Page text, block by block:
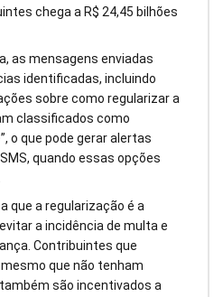
chega a R$ 24,45 bilhões
as mensagens enviadas
identificadas, incluindo
sobre como regularizar a
classificados como
o que pode gerar alertas
quando essas opções
que a regularização é a
a incidência de multa e
Contribuintes que
que não tenham
são incentivados a